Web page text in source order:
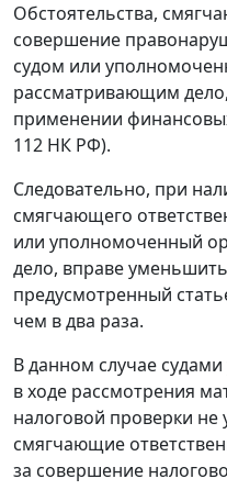
Обстоятельства,
совершение
судом или
рассматривающим
применении
112 НК РФ).
Следовательно, при
смягчающего
или уполномоченный
дело, вправе
предусмотренный
чем в два раза.
В данном случае
в ходе рассмотрения
налоговой проверки не
смягчающие
за совершение